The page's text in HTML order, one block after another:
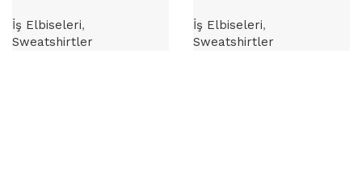
İş Elbiseleri,
Sweatshirtler
İş Elbiseleri,
Sweatshirtler